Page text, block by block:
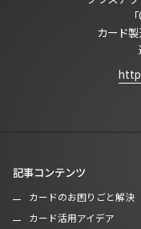
カード
記事コンテンツ
カードのお困りごと解決
カード活用アイデア